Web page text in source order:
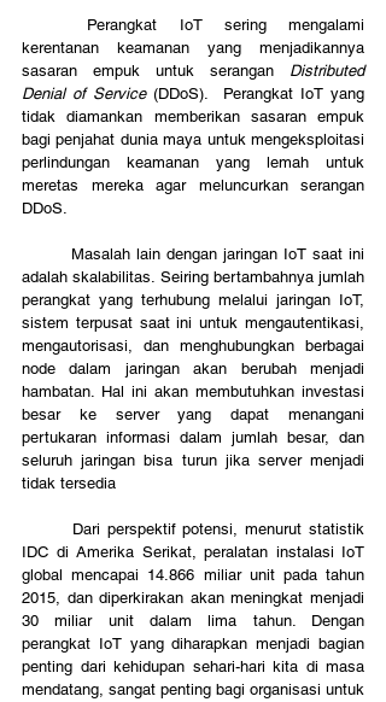
kerentanan keamanan yang menjadikannya
sasaran empuk untuk serangan Distributed
Denial of Service (DDoS).  Perangkat IoT yang
tidak diamankan memberikan sasaran empuk
bagi penjahat dunia maya untuk mengeksploitasi
perlindungan keamanan yang lemah untuk
meretas mereka agar meluncurkan serangan
DDoS.
adalah skalabilitas. Seiring bertambahnya jumlah
perangkat yang terhubung melalui jaringan IoT,
sistem terpusat saat ini untuk mengautentikasi,
mengautorisasi, dan menghubungkan berbagai
node dalam jaringan akan berubah menjadi
hambatan. Hal ini akan membutuhkan investasi
besar ke server yang dapat menangani
pertukaran informasi dalam jumlah besar, dan
seluruh jaringan bisa turun jika server menjadi
tidak tersedia
IDC di Amerika Serikat, peralatan instalasi IoT
global mencapai 14.866 miliar unit pada tahun
2015, dan diperkirakan akan meningkat menjadi
30 miliar unit dalam lima tahun. Dengan
perangkat IoT yang diharapkan menjadi bagian
penting dari kehidupan sehari-hari kita di masa
mendatang, sangat penting bagi organisasi untuk